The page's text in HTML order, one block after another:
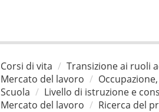
Corsi di vita
Transizione ai ruoli
Mercato del lavoro
Scuola
Livello di istruzione e
Mercato del lavoro
Ricerca del